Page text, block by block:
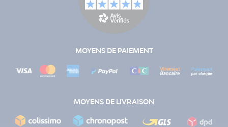
MOYENS DE PAIEMENT
MOYENS DE LIVRAISON